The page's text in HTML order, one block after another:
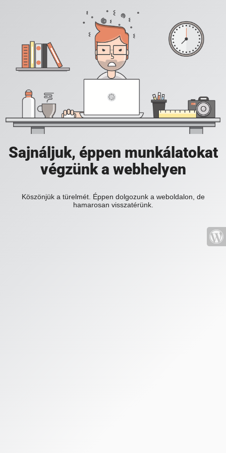
Sajnáljuk, éppen munkálatokat
végzünk a webhelyen
Köszönjük a türelmét. Éppen dolgozunk a weboldalon, de
hamarosan visszatérünk.